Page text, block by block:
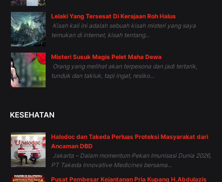
Lelaki Yang Tersesat Di Kerajaan Roh Halus
Kisah kali ini adalah sebuah kisah misteri yang saya
temukan di internet, kisah tentang...
Misteri Susuk Magis Pelet Maha Dewa
Orang yang melihat akan terpesona dan jadi tertarik,
tunduk dan takluk, tapi ingat, resiko...
KESEHATAN
Halodoc dan Takeda Perluas Proteksi Masyarakat dari
Ancaman DBD
Jakarta – Dalam momentum Pekan Imunisasi Dunia 2026,
PT Takeda Innovative Medicines bersama...
Pusat Pembesar Kejantanan Pria Kupang H.Abdulazis